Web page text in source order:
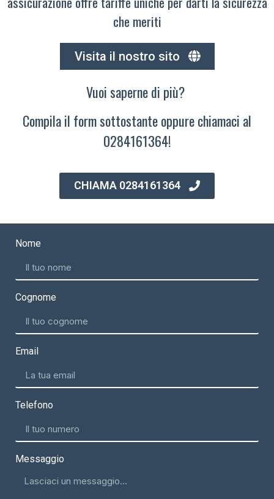
che meriti
Visita il nostro sito
Vuoi saperne di più?
Compila il form sottostante oppure chiamaci al
0284161364!
CHIAMA 0284161364
Nome
Cognome
Email
Telefono
Messaggio